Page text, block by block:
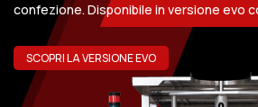
confezione. Disponibile in versione evo
SCOPRI LA VERSIONE EVO